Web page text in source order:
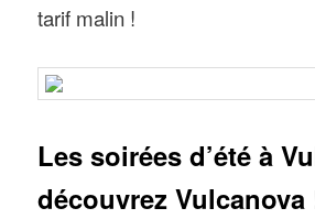
tarif malin !
Les soirées d’été à
découvrez Vulcanova